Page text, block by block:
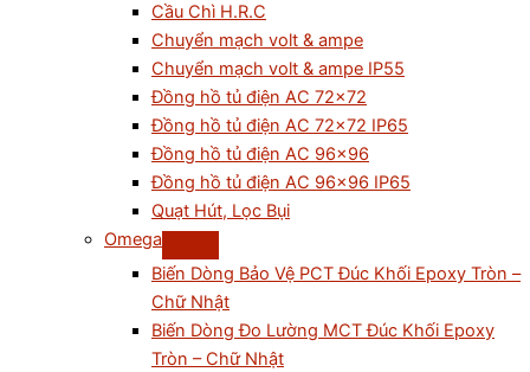
Cầu Chì H.R.C
Chuyển mạch volt & ampe
Chuyển mạch volt & ampe IP55
Đồng hồ tủ điện AC 72×72
Đồng hồ tủ điện AC 72×72 IP65
Đồng hồ tủ điện AC 96×96
Đồng hồ tủ điện AC 96×96 IP65
Quạt Hút, Lọc Bụi
Omega
Biến Dòng Bảo Vệ PCT Đúc Khối Epoxy Tròn –
Chữ Nhật
Biến Dòng Đo Lường MCT Đúc Khối Epoxy
Tròn – Chữ Nhật